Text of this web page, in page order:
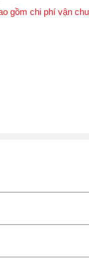
gồm chi phí vận